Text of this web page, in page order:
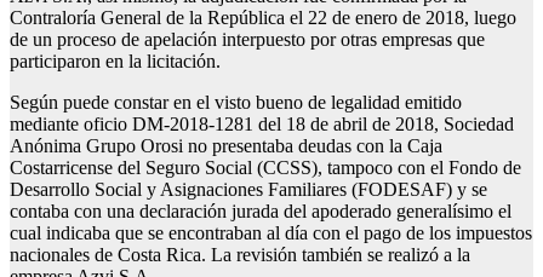
Contraloría General de la República el 22 de enero de 2018, luego
de un proceso de apelación interpuesto por otras empresas que
participaron en la licitación.
Según puede constar en el visto bueno de legalidad emitido
mediante oficio DM-2018-1281 del 18 de abril de 2018, Sociedad
Anónima Grupo Orosi no presentaba deudas con la Caja
Costarricense del Seguro Social (CCSS), tampoco con el Fondo de
Desarrollo Social y Asignaciones Familiares (FODESAF) y se
contaba con una declaración jurada del apoderado generalísimo el
cual indicaba que se encontraban al día con el pago de los impuestos
nacionales de Costa Rica. La revisión también se realizó a la